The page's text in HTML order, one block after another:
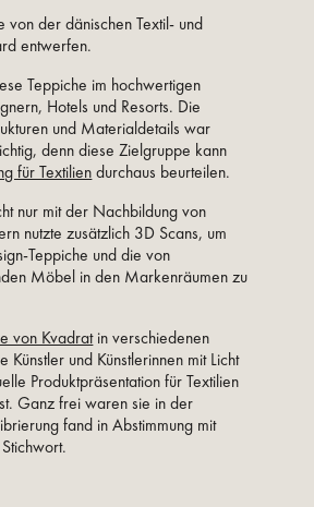
der dänischen Textil- und
entwerfen.
Teppiche im hochwertigen
Hotels und Resorts. Die
und Materialdetails war
denn diese Zielgruppe kann
für Textilien durchaus beurteilen.
nur mit der Nachbildung von
nutzte zusätzlich 3D Scans, um
Teppiche und die von
Möbel in den Markenräumen zu
von Kvadratin verschiedenen
und Künstlerinnen mit Licht
Produktpräsentation für Textilien
Ganz frei waren sie in der
fand in Abstimmung mit